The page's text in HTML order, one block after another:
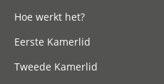
Hoe werkt het?
Eerste Kamerlid
Tweede Kamerlid